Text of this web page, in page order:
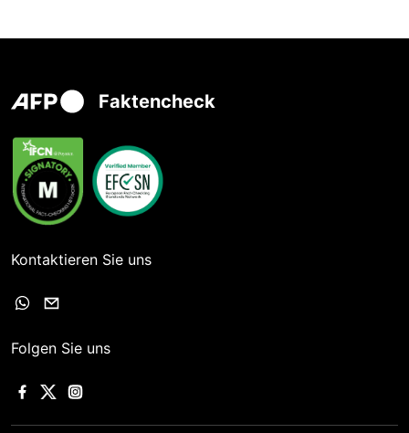
Faktencheck
Kontaktieren Sie uns
Folgen Sie uns